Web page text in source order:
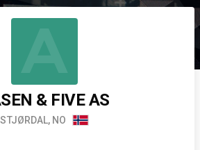
A
& FIVE AS
STJØRDAL, NO